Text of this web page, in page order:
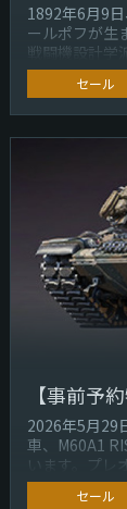
1892年6月9
ールポフが生
戦闘機設計学
16（世界初の
セール
【事前予
2026年5月29
車、M60A1
います。プレ
ックの内容：
セール